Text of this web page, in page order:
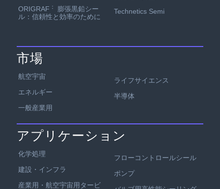
ORIGRAF ：
膨張黒鉛シー
ル：信頼性と効率のために
Technetics Semi
市場
航空宇宙
エネルギー
一般産業用
ライフサイエンス
半導体
アプリケーション
化学処理
建設・インフラ
産業用・航空宇宙用タービ
フローコントロールシール
ポンプ